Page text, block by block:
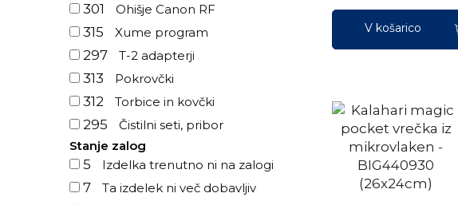
301 Ohišje Canon RF
315 Xume program
297 T-2 adapterji
313 Pokrovčki
312 Torbice in kovčki
295
Čistilni seti, pribor
Stanje zalog
5 Izdelka trenutno ni na zalogi
7 Ta izdelek ni več dobavljiv
V košarico